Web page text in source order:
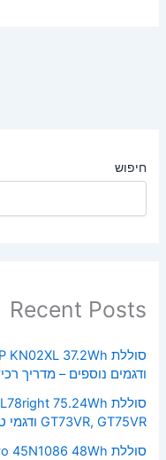
חיפוש
Recent Posts
ודגמים נוספים – מדריך
GT73VR, GT75VR ודגמי טיטאן